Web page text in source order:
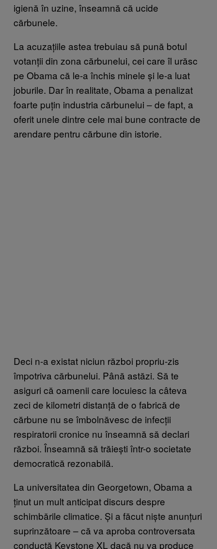
igienă în uzine, înseamnă că ucide
cărbunele.
La acuzațiile astea trebuiau să pună botul
votanții din zona cărbunelui, cei care îl urăsc
pe Obama că le-a închis minele și le-a luat
joburile. Dar în realitate, Obama a penalizat
foarte puțin industria cărbunelui – de fapt, a
oferit unele dintre cele mai bune contracte de
arendare pentru cărbune din istorie.
Deci n-a existat niciun război propriu-zis
împotriva cărbunelui. Până astăzi. Să te
asiguri că oamenii care locuiesc la câteva
zeci de kilometri distanță de o fabrică de
cărbune nu se îmbolnăvesc de infecții
respiratorii cronice nu înseamnă să declari
război. Înseamnă să trăiești într-o societate
democratică rezonabilă.
La universitatea din Georgetown, Obama a
ținut un mult anticipat discurs despre
schimbările climatice. Și a făcut niște anunțuri
suprinzătoare – că va aproba controversata
conductă Keystone XL dacă nu va produce